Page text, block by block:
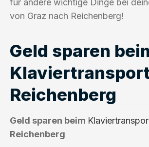
für andere wichtige Dinge bei
von Graz nach Reichenberg!
Geld sparen
Reichenberg
Geld sparen beim
Reichenberg